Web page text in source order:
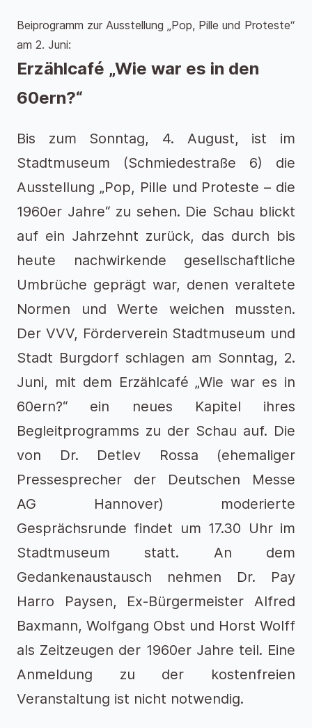
Beiprogramm zur Ausstellung „Pop, Pille und Proteste“
am 2. Juni:
Erzählcafé „Wie war es in den
60ern?“
Bis zum Sonntag, 4. August, ist im
Stadtmuseum (Schmiedestraße 6) die
Ausstellung „Pop, Pille und Proteste – die
1960er Jahre“ zu sehen. Die Schau blickt
auf ein Jahrzehnt zurück, das durch bis
heute nachwirkende gesellschaftliche
Umbrüche geprägt war, denen veraltete
Normen und Werte weichen mussten.
Der VVV, Förderverein Stadtmuseum und
Stadt Burgdorf schlagen am Sonntag, 2.
Juni, mit dem Erzählcafé „Wie war es in
60ern?“ ein neues Kapitel ihres
Begleitprogramms zu der Schau auf. Die
von Dr. Detlev Rossa (ehemaliger
Pressesprecher der Deutschen Messe
AG Hannover) moderierte
Gesprächsrunde findet um 17.30 Uhr im
Stadtmuseum statt. An dem
Gedankenaustausch nehmen Dr. Pay
Harro Paysen, Ex-Bürgermeister Alfred
Baxmann, Wolfgang Obst und Horst Wolff
als Zeitzeugen der 1960er Jahre teil. Eine
Anmeldung zu der kostenfreien
Veranstaltung ist nicht notwendig.